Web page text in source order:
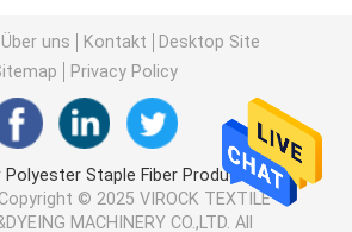
Maschine
Maschine
sich trockenere Maschine
Über uns Kontakt
Desktop Site
Privacy Policy
Polyester Staple Fiber Production
© 2025 VIROCK TEXTILE
MACHINERY CO.,LTD. All